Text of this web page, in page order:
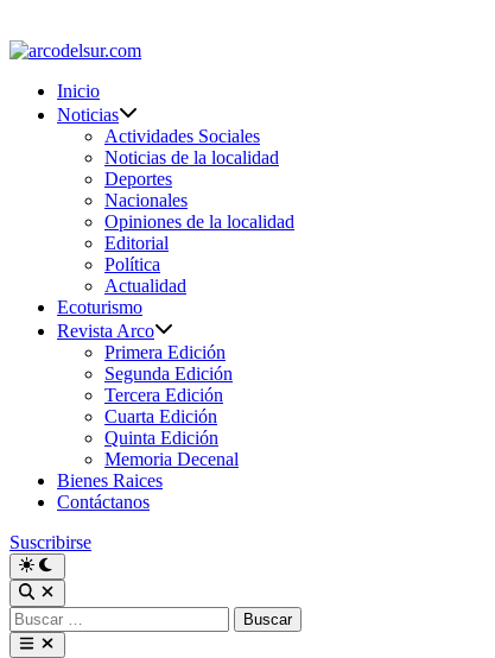
al
Inicio
Noticias
Actividades Sociales
Noticias de la localidad
Deportes
Nacionales
Opiniones de la localidad
Editorial
Política
Actualidad
Ecoturismo
Revista Arco
Primera Edición
Segunda Edición
Tercera Edición
Cuarta Edición
Quinta Edición
Memoria Decenal
Bienes Raices
Contáctanos
Suscribirse
Buscar: